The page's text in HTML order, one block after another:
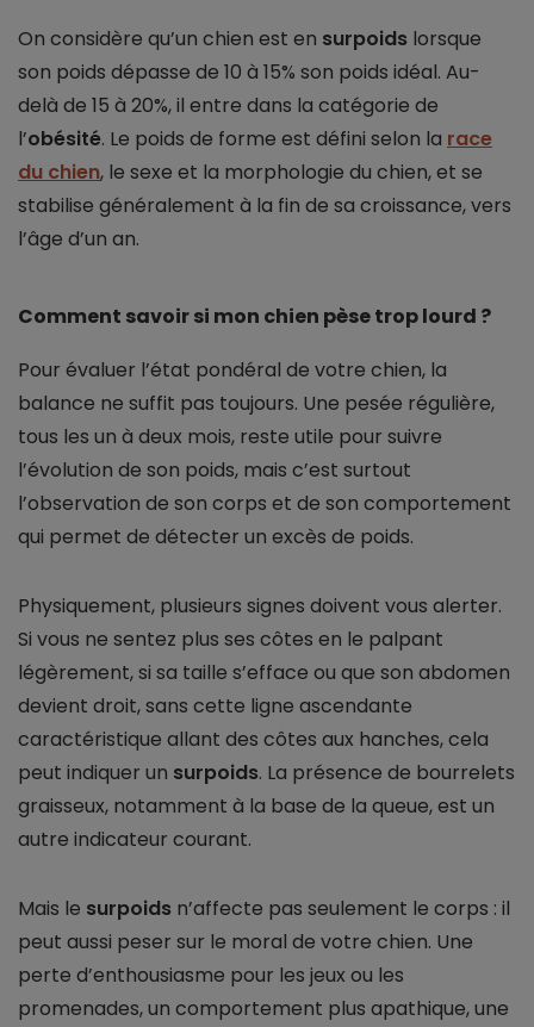
On considère qu’un chien est en surpoids lorsque
son poids dépasse de 10 à 15% son poids idéal. Au-
delà de 15 à 20%, il entre dans la catégorie de
l’obésité. Le poids de forme est défini selon la race
du chien, le sexe et la morphologie du chien, et se
stabilise généralement à la fin de sa croissance, vers
l’âge d’un an.
Comment savoir si mon chien pèse trop lourd ?
Pour évaluer l’état pondéral de votre chien, la
balance ne suffit pas toujours. Une pesée régulière,
tous les un à deux mois, reste utile pour suivre
l’évolution de son poids, mais c’est surtout
l’observation de son corps et de son comportement
qui permet de détecter un excès de poids.
Physiquement, plusieurs signes doivent vous alerter.
Si vous ne sentez plus ses côtes en le palpant
légèrement, si sa taille s’efface ou que son abdomen
devient droit, sans cette ligne ascendante
caractéristique allant des côtes aux hanches, cela
peut indiquer un surpoids. La présence de bourrelets
graisseux, notamment à la base de la queue, est un
autre indicateur courant.
Mais le surpoids n’affecte pas seulement le corps : il
peut aussi peser sur le moral de votre chien. Une
perte d’enthousiasme pour les jeux ou les
promenades, un comportement plus apathique, une